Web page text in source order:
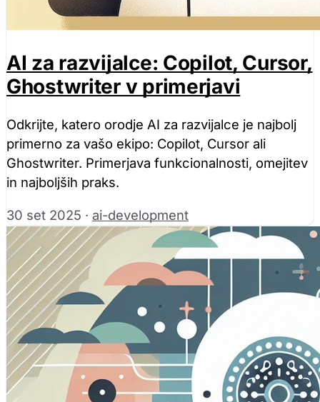
AI za razvijalce: Copilot, Cursor,
Ghostwriter v primerjavi
Odkrijte, katero orodje AI za razvijalce je najbolj
primerno za vašo ekipo: Copilot, Cursor ali
Ghostwriter. Primerjava funkcionalnosti, omejitev
in najboljših praks.
30 set 2025 · ai-development